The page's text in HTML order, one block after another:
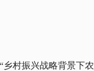
村振兴战略背景下农